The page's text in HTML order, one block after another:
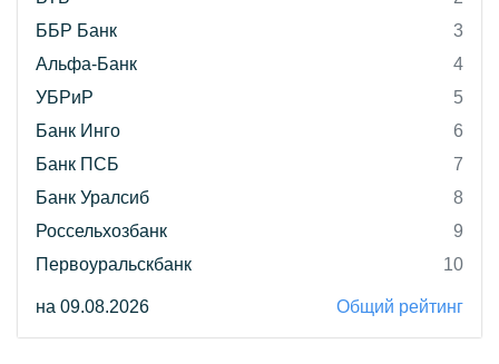
ББР Банк
3
Альфа-Банк
4
УБРиР
5
Банк Инго
6
Банк ПСБ
7
Банк Уралсиб
8
Россельхозбанк
9
Первоуральскбанк
10
на 09.08.2026 Общий рейтинг